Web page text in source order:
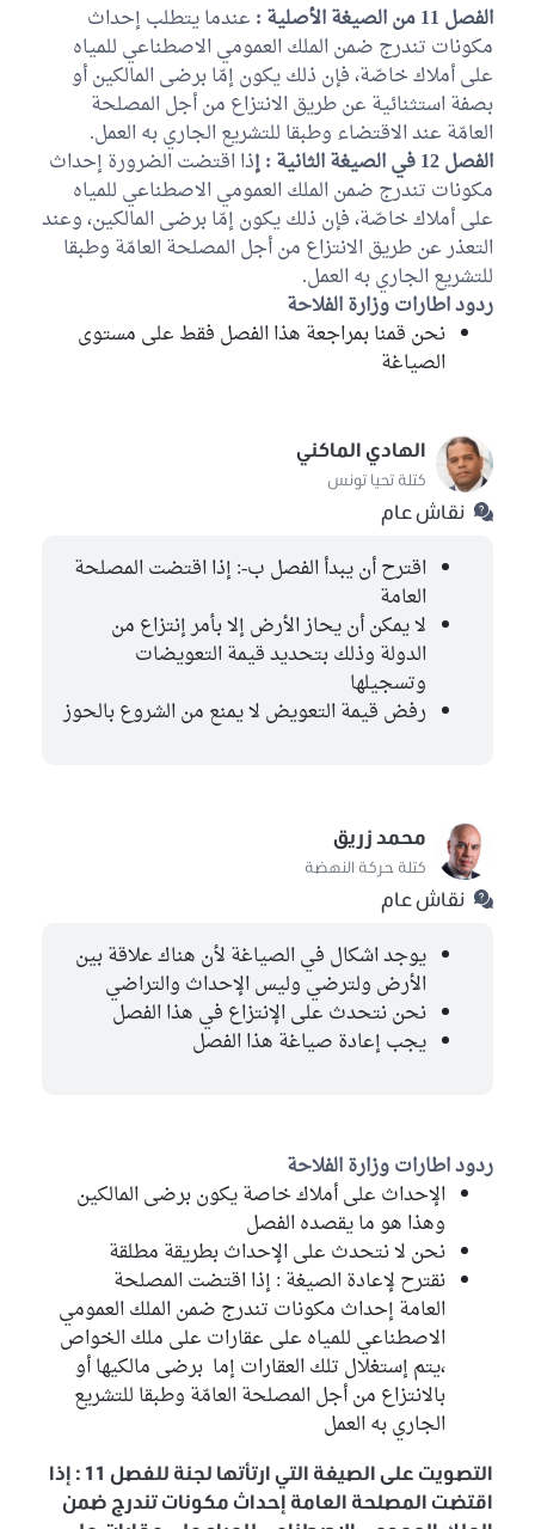
الفصل 11 من الصيغة الأصلية :
عندما يتطلب إحداث
مكونات تندرج ضمن الملك العمومي الاصطناعي للمياه
على أملاك خاصّة، فإن ذلك يكون إمّا برضى المالكين أو
بصفة استثنائية عن طريق الانتزاع من أجل المصلحة
العامّة عند الاقتضاء وطبقا للتشريع الجاري به العمل.
الفصل 12 في الصيغة الثانية : إ
ذا اقتضت الضرورة إحداث
مكونات تندرج ضمن الملك العمومي الاصطناعي للمياه
على أملاك خاصّة، فإن ذلك يكون إمّا برضى المالكين، وعند
التعذر عن طريق الانتزاع من أجل المصلحة العامّة وطبقا
للتشريع الجاري به العمل.
ردود اطارات وزارة الفلاحة
نحن قمنا بمراجعة هذا الفصل فقط على مستوى
الصياغة
الهادي الماكني
كتلة تحيا تونس
نقاش عام
اقترح أن يبدأ الفصل ب-: إذا اقتضت المصلحة
العامة
لا يمكن أن يحاز الأرض إلا بأمر إنتزاع من
الدولة وذلك بتحديد قيمة التعويضات
وتسجيلها
رفض قيمة التعويض لا يمنع من الشروع بالحوز
محمد زريق
كتلة حركة النهضة
نقاش عام
يوجد اشكال في الصياغة لأن هناك علاقة بين
الأرض ولترضي وليس الإحداث والتراضي
نحن نتحدث على الإنتزاع في هذا الفصل
يجب إعادة صياغة هذا الفصل
ردود اطارات وزارة الفلاحة
الإحداث على أملاك خاصة يكون برضى المالكين
وهذا هو ما يقصده الفصل
نحن لا نتحدث على الإحداث بطريقة مطلقة
نقترح لإعادة الصيغة : إذا اقتضت المصلحة
العامة إحداث مكونات تندرج ضمن الملك العمومي
الاصطناعي للمياه على عقارات على ملك الخواص
،يتم إستغلال تلك العقارات إما برضى مالكيها أو
بالانتزاع من أجل المصلحة العامّة وطبقا للتشريع
الجاري به العمل
التصويت على الصيغة التي ارتأتها لجنة للفصل 11 : إذا
اقتضت المصلحة العامة إحداث مكونات تندرج ضمن